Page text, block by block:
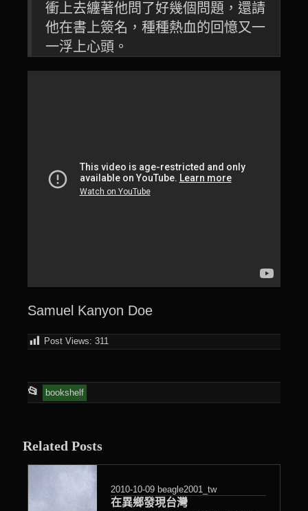
衝上去纏著他問了好幾個問題，還請
他在書上簽名，種種熱血的回憶又一
一浮上心頭。
Samuel Kanyon Doe
Post Views: 311
📂
This
posted
in
bookshelf
Related Posts
2010-10-09 beagle2001_tw
在異鄉發現台灣